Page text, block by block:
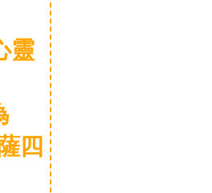
靈
四